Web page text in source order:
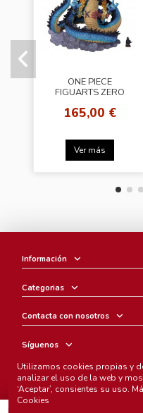
ONE PIECE
FIGUARTS ZERO
BEASTS DRAGON
165,00 €
Ver más
Información
Categorias
Contacta con nosotros
Síguenos
Boletín
Utilizamos cookies propias y
analizar el uso de la web y
‘Aceptar’, consientes su uso.
Cookies